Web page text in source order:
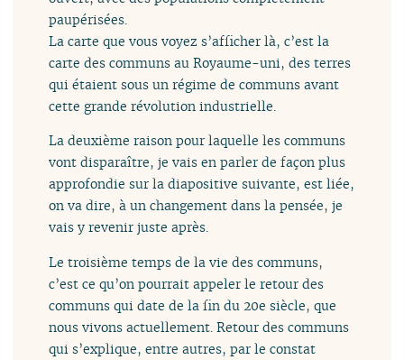
paupérisées.
La carte que vous voyez s’afficher là, c’est la
carte des communs au Royaume-uni, des terres
qui étaient sous un régime de communs avant
cette grande révolution industrielle.
La deuxième raison pour laquelle les communs
vont disparaître, je vais en parler de façon plus
approfondie sur la diapositive suivante, est liée,
on va dire, à un changement dans la pensée, je
vais y revenir juste après.
Le troisième temps de la vie des communs,
c’est ce qu’on pourrait appeler le retour des
communs qui date de la fin du 20e siècle, que
nous vivons actuellement. Retour des communs
qui s’explique, entre autres, par le constat